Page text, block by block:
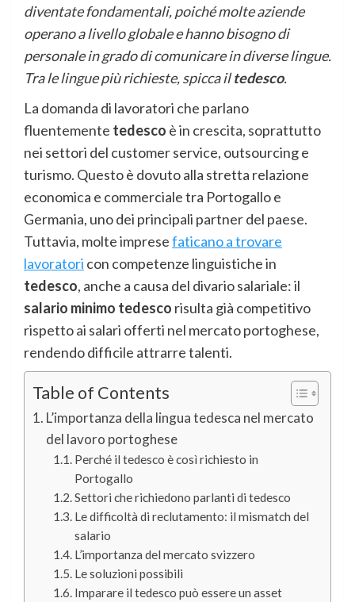
diventate fondamentali, poiché molte aziende
operano a livello globale e hanno bisogno di
personale in grado di comunicare in diverse lingue.
Tra le lingue più richieste, spicca iltedesco.
La domanda di lavoratori che parlano
fluentemente tedesco è in crescita, soprattutto
nei settori del customer service, outsourcing e
turismo. Questo è dovuto alla stretta relazione
economica e commerciale tra Portogallo e
Germania, uno dei principali partner del paese.
Tuttavia, molte impresefaticano a trovare
lavoratori con competenze linguistiche in
tedesco, anche a causa del divario salariale: il
salario minimo tedesco risulta già competitivo
rispetto ai salari offerti nel mercato portoghese,
rendendo difficile attrarre talenti.
Table of Contents
L’importanza della lingua tedesca nel mercato
del lavoro portoghese
Perché il tedesco è così richiesto in
Portogallo
Settori che richiedono parlanti di tedesco
Le difficoltà di reclutamento: il mismatch del
salario
L’importanza del mercato svizzero
Le soluzioni possibili
Imparare il tedesco può essere un asset